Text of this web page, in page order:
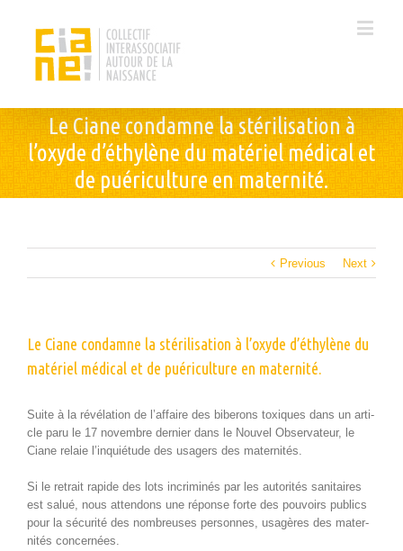
Le Ciane condamne la stérilisation à
l’oxyde d’éthylène du matériel médical et
de puériculture en maternité.
Previous Next
Le Ciane condamne la stérilisation à l’oxyde d’éthylène du
matériel médical et de puériculture en maternité.
Suite à la révéla­tion de l’affaire des biberons tox­iques dans un arti­
cle paru le 17 novem­bre dernier dans le Nou­v­el Obser­va­teur, le
Ciane relaie l’inquiétude des usagers des maternités.
Si le retrait rapi­de des lots incrim­inés par les autorités san­i­taires
est salué, nous atten­dons une réponse forte des pou­voirs publics
pour la sécu­rité des nom­breuses per­son­nes, usagères des mater­
nités concernées.